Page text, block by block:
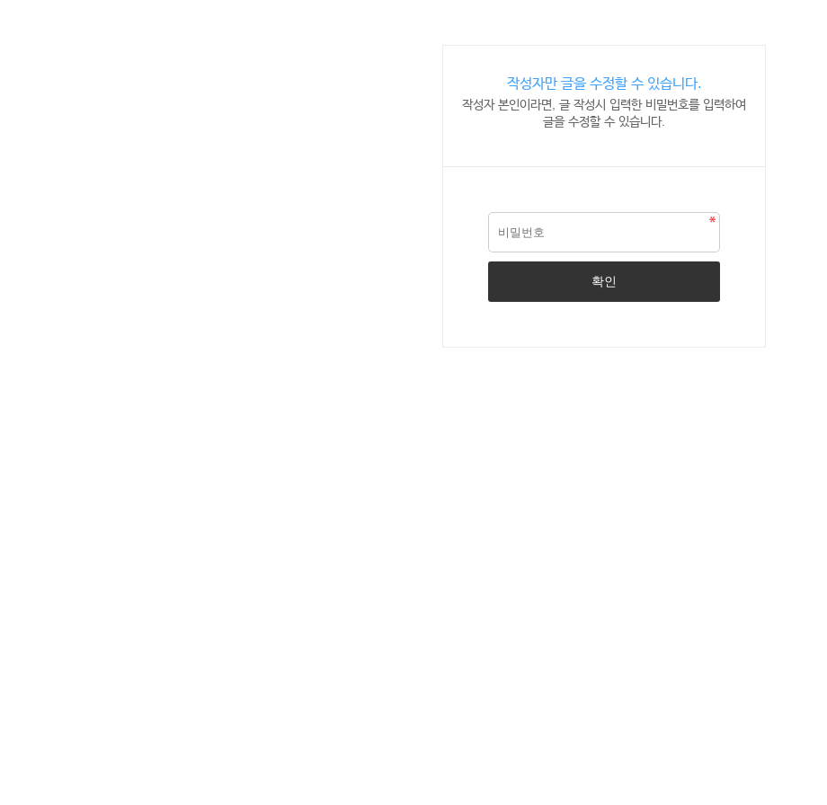
작성자만 글을 수정할 수 있습니다.
작성자 본인이라면, 글 작성시 입력한 비밀번호를 입력하여
글을 수정할 수 있습니다.